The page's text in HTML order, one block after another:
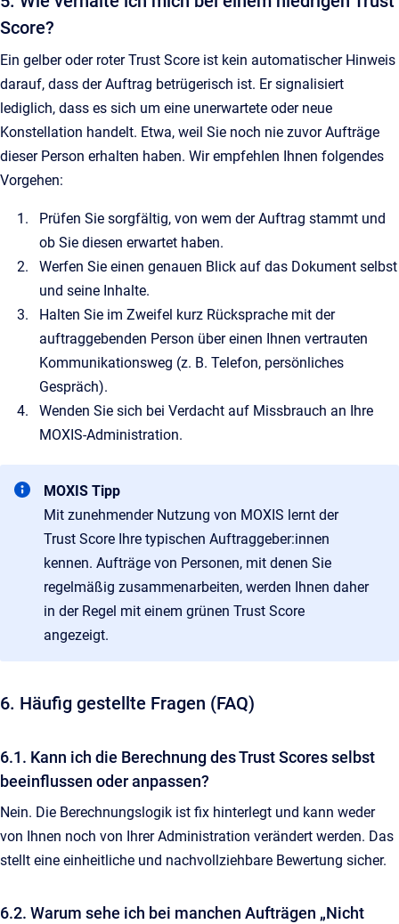
Score?
Ein gelber oder roter Trust Score ist kein automatischer Hinweis
darauf, dass der Auftrag betrügerisch ist. Er signalisiert
lediglich, dass es sich um eine unerwartete oder neue
Konstellation handelt. Etwa, weil Sie noch nie zuvor Aufträge
dieser Person erhalten haben. Wir empfehlen Ihnen folgendes
Vorgehen:
Prüfen Sie sorgfältig, von wem der Auftrag stammt und
ob Sie diesen erwartet haben.
Werfen Sie einen genauen Blick auf das Dokument selbst
und seine Inhalte.
Halten Sie im Zweifel kurz Rücksprache mit der
auftraggebenden Person über einen Ihnen vertrauten
Kommunikationsweg (z. B. Telefon, persönliches
Gespräch).
Wenden Sie sich bei Verdacht auf Missbrauch an Ihre
MOXIS-Administration.
MOXIS Tipp
Mit zunehmender Nutzung von MOXIS lernt der
Trust Score Ihre typischen Auftraggeber:innen
kennen. Aufträge von Personen, mit denen Sie
regelmäßig zusammenarbeiten, werden Ihnen daher
in der Regel mit einem grünen Trust Score
angezeigt.
6. Häufig gestellte Fragen (FAQ)
6.1. Kann ich die Berechnung des Trust Scores selbst
beeinflussen oder anpassen?
Nein. Die Berechnungslogik ist fix hinterlegt und kann weder
von Ihnen noch von Ihrer Administration verändert werden. Das
stellt eine einheitliche und nachvollziehbare Bewertung sicher.
6.2. Warum sehe ich bei manchen Aufträgen „Nicht